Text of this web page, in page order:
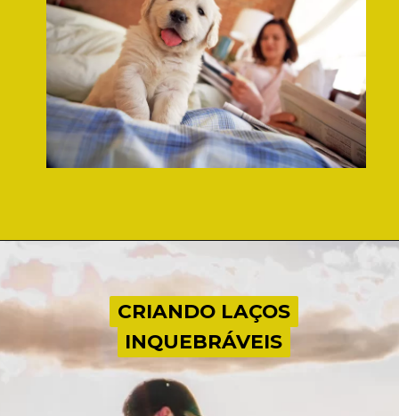
CRIANDO LAÇOS
INQUEBRÁVEIS
CRIANDO LAÇOS
INQUEBRÁVEIS